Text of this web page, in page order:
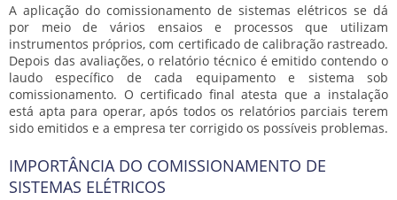
A aplicação do comissionamento de sistemas elétricos se dá
por meio de vários ensaios e processos que utilizam
instrumentos próprios, com certificado de calibração rastreado.
Depois das avaliações, o relatório técnico é emitido contendo o
laudo específico de cada equipamento e sistema sob
comissionamento. O certificado final atesta que a instalação
está apta para operar, após todos os relatórios parciais terem
sido emitidos e a empresa ter corrigido os possíveis problemas.
IMPORTÂNCIA DO COMISSIONAMENTO DE
SISTEMAS ELÉTRICOS